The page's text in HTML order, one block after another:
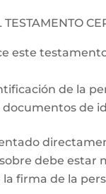
este
de la
documentos de
debe estar
firma de la